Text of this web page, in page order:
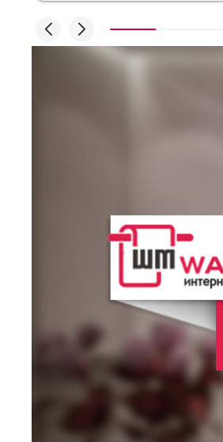
удовольствие от
рекомендовать не
чудесные радиаторы будут
нареканий холодными